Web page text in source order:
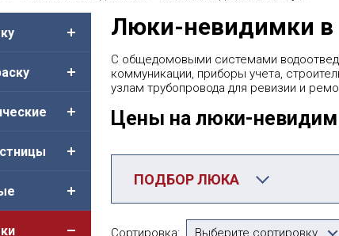
Люки-невидимки в
С общедомовыми системами
коммуникации, приборы учета,
узлам трубопровода для ревизии и
Цены на люки-
ПОДБОР ЛЮКА
Сортировка: Выберите сортировку